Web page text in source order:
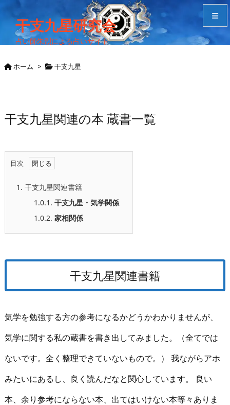
干支九星研究会
占い師朱烈による占いサイト
ホーム > 干支九星
干支九星関連の本 蔵書一覧
目次
1. 干支九星関連書籍
1.0.1. 干支九星・気学関係
1.0.2. 家相関係
干支九星関連書籍
気学を勉強する方の参考になるかどうかわかりませんが、
気学に関する私の蔵書を書き出してみました。（全てでは
ないです。全く整理できていないもので。） 我ながらアホ
みたいにあるし、良く読んだなと関心しています。 良い
本、余り参考にならない本、出てはいけない本等々ありま